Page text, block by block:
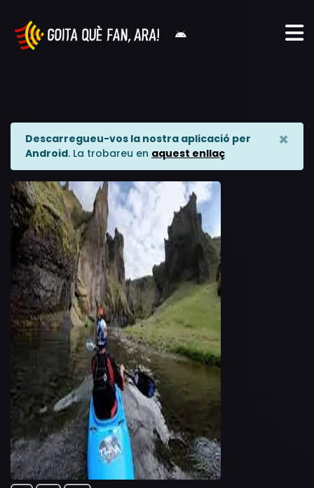
Descarregueu-vos la nostra aplicació per
Android. La trobareu en aquest enllaç
×